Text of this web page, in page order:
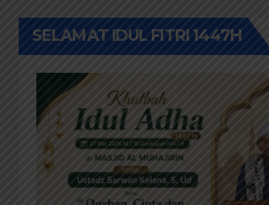
SELAMAT IDUL FITRI 1447H